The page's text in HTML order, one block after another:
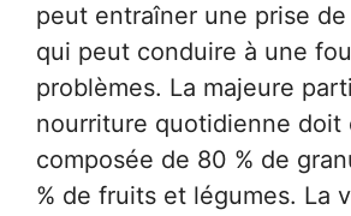
peut entraîner une prise
qui peut conduire à une
problèmes. La majeure
nourriture quotidienne doit
composée de 80 % de
% de fruits et légumes. La